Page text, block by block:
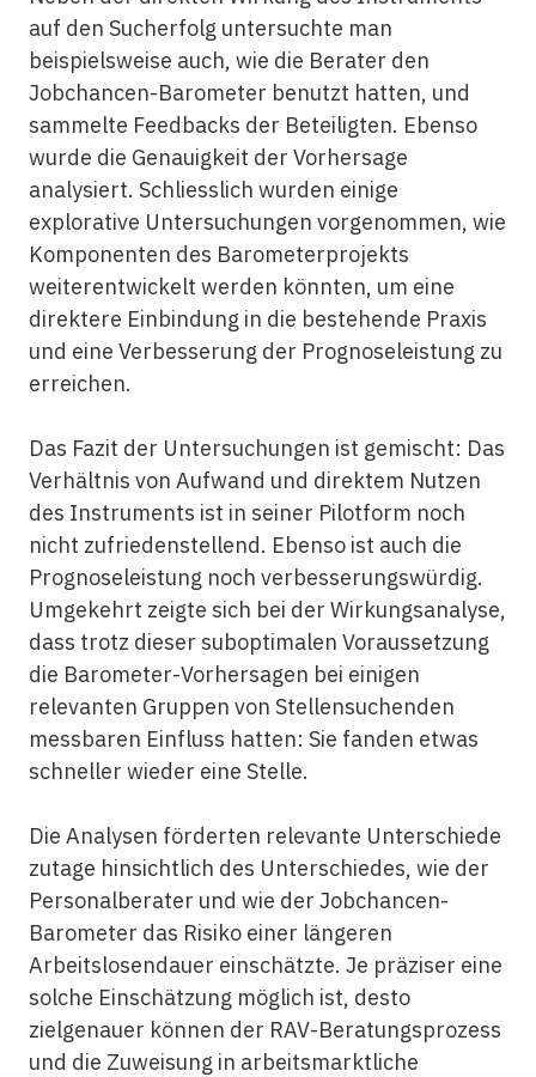
auf den Sucherfolg untersuchte man
beispielsweise auch, wie die Berater den
Jobchancen-Barometer benutzt hatten, und
sammelte Feedbacks der Beteiligten. Ebenso
wurde die Genauigkeit der Vorhersage
analysiert. Schliesslich wurden einige
explorative Untersuchungen vorgenommen, wie
Komponenten des Barometerprojekts
weiterentwickelt werden könnten, um eine
direktere Einbindung in die bestehende Praxis
und eine Verbesserung der Prognoseleistung zu
erreichen.
Das Fazit der Untersuchungen ist gemischt: Das
Verhältnis von Aufwand und direktem Nutzen
des Instruments ist in seiner Pilotform noch
nicht zufriedenstellend. Ebenso ist auch die
Prognoseleistung noch verbesserungswürdig.
Umgekehrt zeigte sich bei der Wirkungsanalyse,
dass trotz dieser suboptimalen Voraussetzung
die Barometer-Vorhersagen bei einigen
relevanten Gruppen von Stellensuchenden
messbaren Einfluss hatten: Sie fanden etwas
schneller wieder eine Stelle.
Die Analysen förderten relevante Unterschiede
zutage hinsichtlich des Unterschiedes, wie der
Personalberater und wie der Jobchancen-
Barometer das Risiko einer längeren
Arbeitslosendauer einschätzte. Je präziser eine
solche Einschätzung möglich ist, desto
zielgenauer können der RAV-Beratungsprozess
und die Zuweisung in arbeitsmarktliche